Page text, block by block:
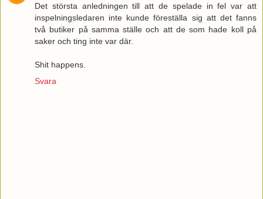
Det största anledningen till att de spelade in fel var att
inspelningsledaren inte kunde föreställa sig att det fanns
två butiker på samma ställe och att de som hade koll på
saker och ting inte var där.
Shit happens.
Svara